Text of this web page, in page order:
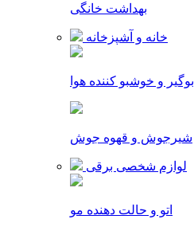
بهداشت خانگی
خانه و آشپزخانه
بوگیر و خوشبو کننده هوا
شیرجوش و قهوه جوش
لوازم شخصی برقی
اتو و حالت دهنده مو